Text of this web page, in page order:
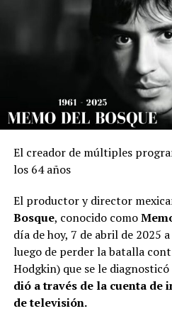
El creador de múltiples
los 64 años
El productor y director
Bosque, conocido como
día de hoy, 7 de abril de 2025
luego de perder la batalla
Hodgkin) que se le diagnosticó
dió a través de la cuenta
de televisión.